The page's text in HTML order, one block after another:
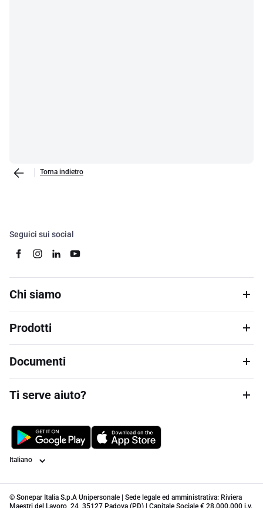
Torna indietro
Seguici sui social
Chi siamo
Prodotti
Documenti
Ti serve aiuto?
Lingua
© Sonepar Italia S.p.A Unipersonale | Sede legale ed amministrativa: Riviera
Maestri del Lavoro, 24, 35127 Padova (PD) | Capitale Sociale € 28.000.000 i.v.